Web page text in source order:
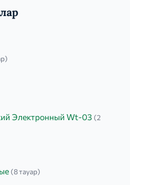
Электронный Wt-03 (2
(8 тауар)